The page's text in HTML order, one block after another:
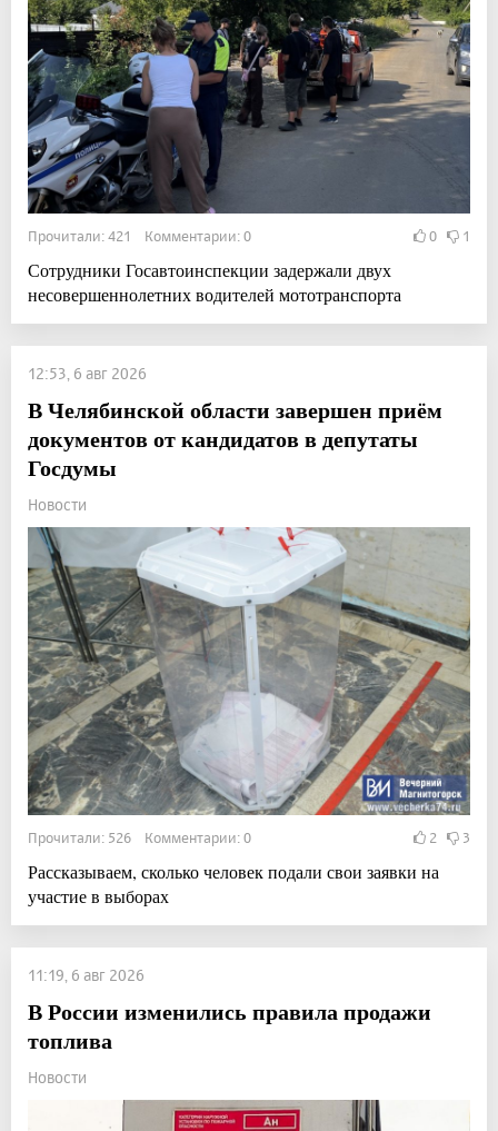
Прочитали: 421 Комментарии: 0 0 1
Сотрудники Госавтоинспекции задержали двух
несовершеннолетних водителей мототранспорта
12:53, 6 авг 2026
В Челябинской области завершен приём
документов от кандидатов в депутаты
Госдумы
Новости
Прочитали: 526 Комментарии: 0 2 3
Рассказываем, сколько человек подали свои заявки на
участие в выборах
11:19, 6 авг 2026
В России изменились правила продажи
топлива
Новости